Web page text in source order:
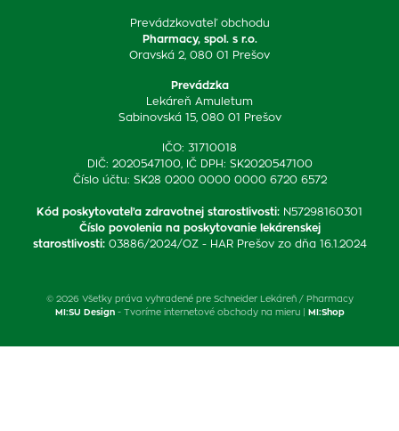
Prevádzkovateľ obchodu
Pharmacy, spol. s r.o.
Oravská 2, 080 01 Prešov
Prevádzka
Lekáreň Amuletum
Sabinovská 15, 080 01 Prešov
IČO: 31710018
DIČ: 2020547100, IČ DPH: SK2020547100
Číslo účtu: SK28 0200 0000 0000 6720 6572
Kód poskytovateľa zdravotnej starostlivosti: N57298160301
Číslo povolenia na poskytovanie lekárenskej
starostlivosti: 03886/2024/OZ - HAR Prešov zo dňa 16.1.2024
© 2026 Všetky práva vyhradené pre Schneider Lekáreň / Pharmacy
MI:SU Design- Tvoríme internetové obchody na mieru | MI:Shop